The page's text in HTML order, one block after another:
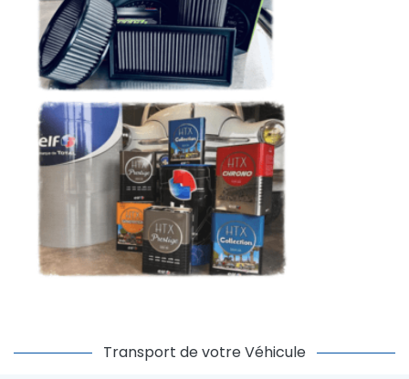
Transport de votre Véhicule